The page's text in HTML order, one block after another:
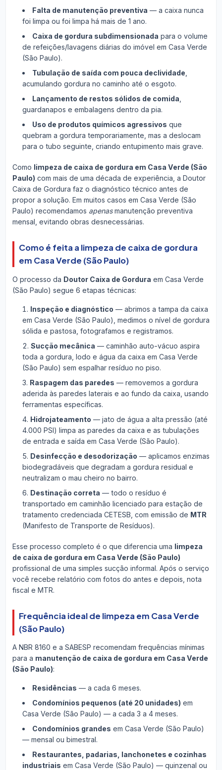
Falta de manutenção preventiva — a caixa nunca
foi limpa ou foi limpa há mais de 1 ano.
Caixa de gordura subdimensionada para o volume
de refeições/lavagens diárias do imóvel em Casa Verde
(São Paulo).
Tubulação de saída com pouca declividade
acumulando gordura no caminho até o esgoto.
Lançamento de restos sólidos de comida
guardanapos e embalagens dentro da pia.
Uso de produtos químicos agressivos que
quebram a gordura temporariamente, mas a deslocam
para o tubo seguinte, criando entupimento mais grave.
Como limpeza de caixa de gordura em Casa Verde (São
Paulo) com mais de uma década de experiência, a Doutor
Caixa de Gordura faz o diagnóstico técnico antes de
propor a solução. Em muitos casos em Casa Verde (São
Paulo) recomendamos apenasmanutenção preventiva
mensal, evitando obras desnecessárias.
Como é feita a limpeza de caixa de gordura
em Casa Verde (São Paulo)
O processo da Doutor Caixa de Gordura em Casa Verde
(São Paulo) segue 6 etapas técnicas:
Inspeção e diagnóstico — abrimos a tampa da caixa
em Casa Verde (São Paulo), medimos o nível de gordura
sólida e pastosa, fotografamos e registramos.
Sucção mecânica — caminhão auto-vácuo aspira
toda a gordura, lodo e água da caixa em Casa Verde
(São Paulo) sem espalhar resíduo no piso.
Raspagem das paredes — removemos a gordura
aderida às paredes laterais e ao fundo da caixa, usando
ferramentas específicas.
Hidrojateamento — jato de água a alta pressão (até
4.000 PSI) limpa as paredes da caixa e as tubulações
de entrada e saída em Casa Verde (São Paulo).
Desinfecção e desodorização — aplicamos enzimas
biodegradáveis que degradam a gordura residual e
neutralizam o mau cheiro no bairro.
Destinação correta — todo o resíduo é
transportado em caminhão licenciado para estação de
tratamento credenciada CETESB, com emissão de MTR
(Manifesto de Transporte de Resíduos).
Esse processo completo é o que diferencia uma limpeza
de caixa de gordura em Casa Verde (São Paulo)
profissional de uma simples sucção informal. Após o serviço
você recebe relatório com fotos do antes e depois, nota
fiscal e MTR.
Frequência ideal de limpeza em Casa Verde
(São Paulo)
A NBR 8160 e a SABESP recomendam frequências mínimas
para a manutenção de caixa de gordura em Casa Verde
(São Paulo):
Residências — a cada 6 meses.
Condomínios pequenos (até 20 unidades) em
Casa Verde (São Paulo) — a cada 3 a 4 meses.
Condomínios grandes em Casa Verde (São Paulo)
— mensal ou bimestral.
Restaurantes, padarias, lanchonetes e cozinhas
industriais em Casa Verde (São Paulo) — quinzenal ou